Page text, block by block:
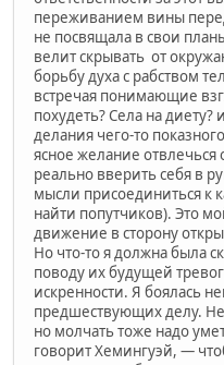
переживанием вины
не посвящала в свои
велит скрывать от
борьбу духа с рабством
встречая понимающие
похудеть? Села на диету?
делания чего-то
ясное желание отвлечься
реально вверить себя в
мысли присоединиться к
найти попутчиков). Это
движение в сторону
Но что-то я должна была
поводу их будущей
искренности. Я боялась
предшествующих делу.
но молчать тоже надо
говорит Хемингуэй, —